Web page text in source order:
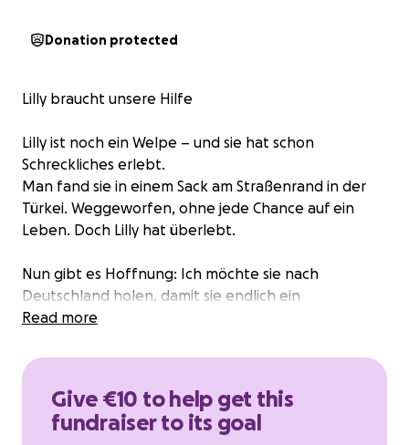
Donation protected
Lilly braucht unsere Hilfe
Lilly ist noch ein Welpe – und sie hat schon
Schreckliches erlebt.
Man fand sie in einem Sack am Straßenrand in der
Türkei. Weggeworfen, ohne jede Chance auf ein
Leben. Doch Lilly hat überlebt.
Nun gibt es Hoffnung: Ich möchte sie nach
Deutschland holen, damit sie endlich ein
artgerechtes, liebevolles Leben führen kann. Damit
die Reise vorbereitet werden. Bis Dezember wird sie
liebevoll versorgt.
Read more
Give €10 to help get this
fundraiser to its goal